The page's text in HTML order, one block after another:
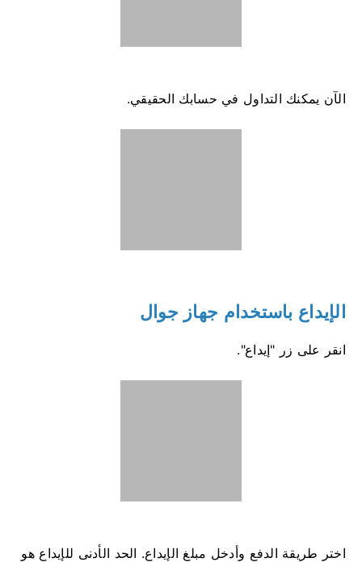
الآن يمكنك التداول في حسابك الحقيقي.
الإيداع باستخدام جهاز جوال
انقر على زر "إيداع".
اختر طريقة الدفع وأدخل مبلغ الإيداع. الحد الأدنى للإيداع هو